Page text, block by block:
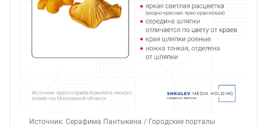
Источник: Серафима Пантыкина / Городские порталы